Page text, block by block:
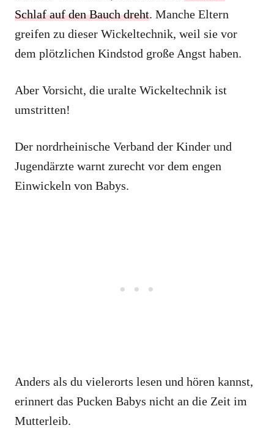
Schlaf auf den Bauch dreht. Manche Eltern
greifen zu dieser Wickeltechnik, weil sie vor
dem plötzlichen Kindstod große Angst haben.
Aber Vorsicht, die uralte Wickeltechnik ist
umstritten!
Der nordrheinische Verband der Kinder und
Jugendärzte warnt zurecht vor dem engen
Einwickeln von Babys.
Anders als du vielerorts lesen und hören kannst,
erinnert das Pucken Babys nicht an die Zeit im
Mutterleib.